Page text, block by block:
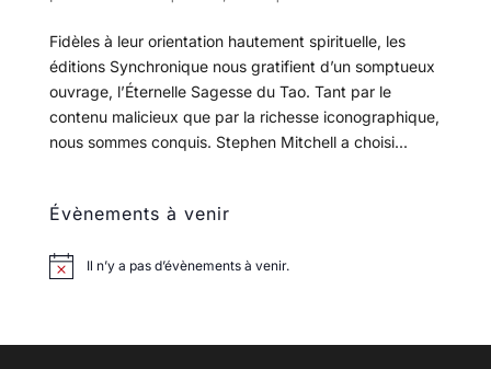
Fidèles à leur orientation hautement spirituelle, les
éditions Synchronique nous gratifient d’un somptueux
ouvrage, l’Éternelle Sagesse du Tao. Tant par le
contenu malicieux que par la richesse iconographique,
nous sommes conquis. Stephen Mitchell a choisi...
Évènements à venir
Il n’y a pas d’évènements à venir.